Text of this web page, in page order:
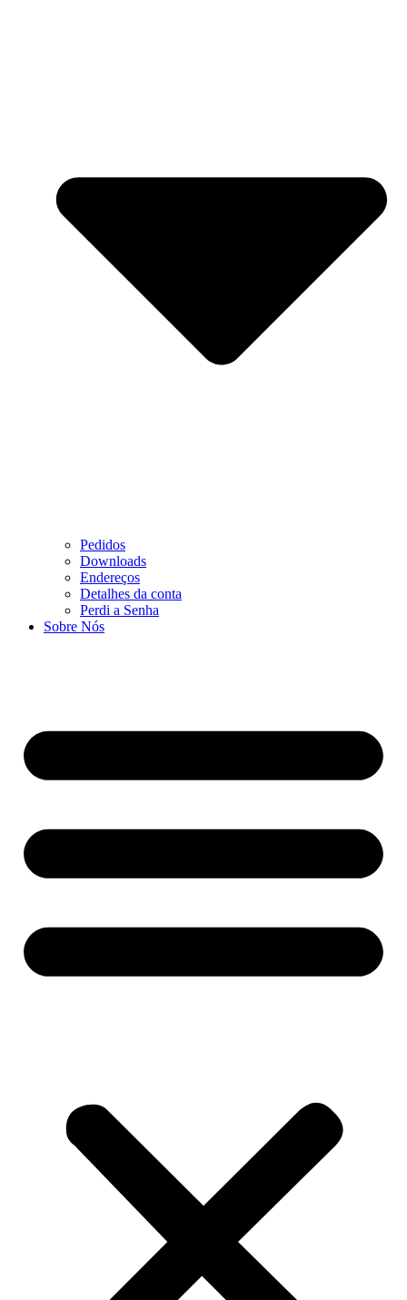
Pedidos
Downloads
Endereços
Detalhes da conta
Perdi a Senha
Sobre Nós